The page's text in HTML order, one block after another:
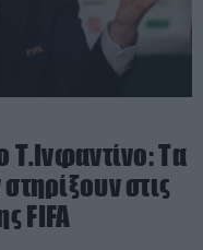
Τ.Ινφαντίνο: Τα
στις
FIFA